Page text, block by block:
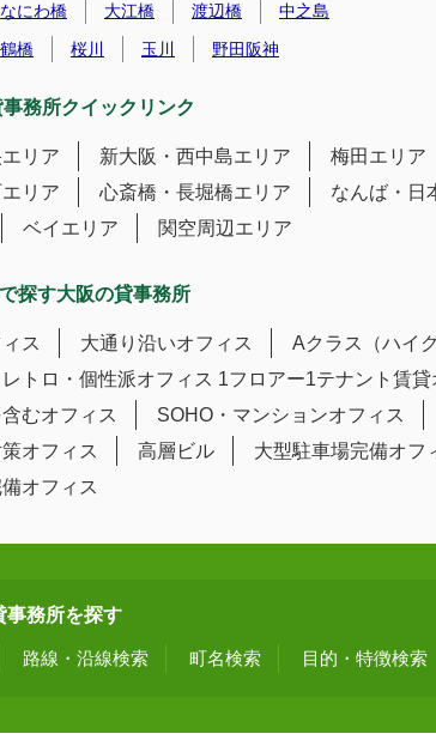
なにわ橋 大江橋 渡辺橋
中之島
鶴橋 桜川 玉川 野田阪神
務所クイックリンク
リア 新大阪・西中島エリア 梅田エリア
リア
心斎橋・長堀橋エリア なんば・日
ベイエリア 関空周辺エリア
探す大阪の貸事務所
ス 大通り沿いオフィス Aクラス（ハイ
トロ・個性派オフィス 1フロアー1テナント賃貸
むオフィス
SOHO・マンションオフィス
オフィス
高層ビル 大型駐車場完備オフ
オフィス
事務所を探す
路線・沿線検索 町名検索 目的・特徴検索